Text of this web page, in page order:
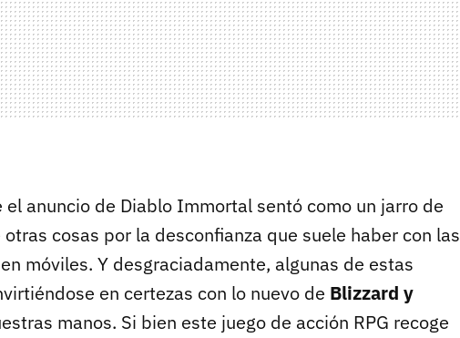
el anuncio de Diablo Immortal sentó como un jarro de
cosas por la desconfianza que suele haber con las
móviles. Y desgraciadamente, algunas de estas
en certezas con lo nuevo de Blizzard y
manos. Si bien este juego de acción RPG recoge